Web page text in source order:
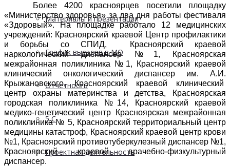
Материалы и презентации
График выездов в МО
Отчетность
5 С
Проектная деятельность
Более 4200 красноярцев посетили площадку
«Министерство здоровья» за два дня работы фестиваля
«Здоровый». На площадке работало 12 медицинских
учреждений: Красноярский краевой Центр профилактики
и борьбы со СПИД, Красноярский краевой
наркологический диспансер №1, Красноярская
межрайонная поликлиника №1, Красноярский краевой
клинический онкологический диспансер им. А.И.
Крыжановского, Красноярский краевой клинический
центр охраны материнства и детства, Красноярская
городская поликлиника №14, Красноярский краевой
медико-генетический центр Красноярская межрайонная
поликлиника № 5, Красноярский территориальный центр
медицины катастроф, Красноярский краевой центр крови
№1, Красноярский противотуберкулезный диспансер №1,
Красноярский краевой врачебно-физкультурный
диспансер.